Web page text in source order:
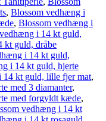
, Blossom vedhæng i
, Blossom vedhæng i
i 14 kt guld,
kt guld, dråbe
i 14 kt guld,
i 14 kt guld, hjerte
14 kt guld, lille fjer mat,
med 3 diamanter,
med forgyldt kæde,
vedhæng i 14 kt